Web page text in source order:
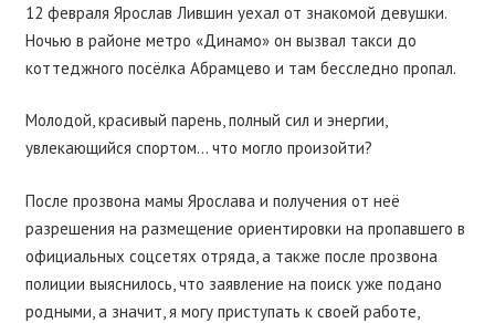
12 февраля Ярослав Лившин уехал от знакомой девушки.
Ночью в районе метро «Динамо» он вызвал такси до
коттеджного посёлка Абрамцево и там бесследно пропал.
Молодой, красивый парень, полный сил и энергии,
увлекающийся спортом… что могло произойти?
После прозвона мамы Ярослава и получения от неё
разрешения на размещение ориентировки на пропавшего в
официальных соцсетях отряда, а также после прозвона
полиции выяснилось, что заявление на поиск уже подано
родными, а значит, я могу приступать к своей работе,